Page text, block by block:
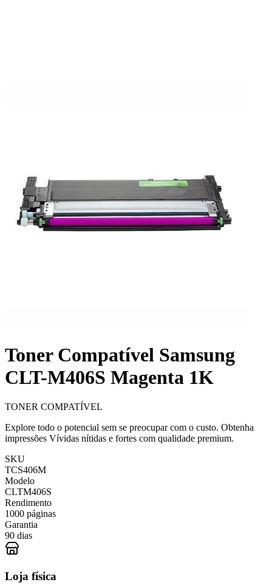
Toner Compatível Samsung
CLT-M406S Magenta 1K
TONER COMPATÍVEL
Explore todo o potencial sem se preocupar com o custo. Obtenha
impressões Vívidas nítidas e fortes com qualidade premium.
SKU
TCS406M
Modelo
CLTM406S
Rendimento
1000 páginas
Garantia
90 dias
Loja física